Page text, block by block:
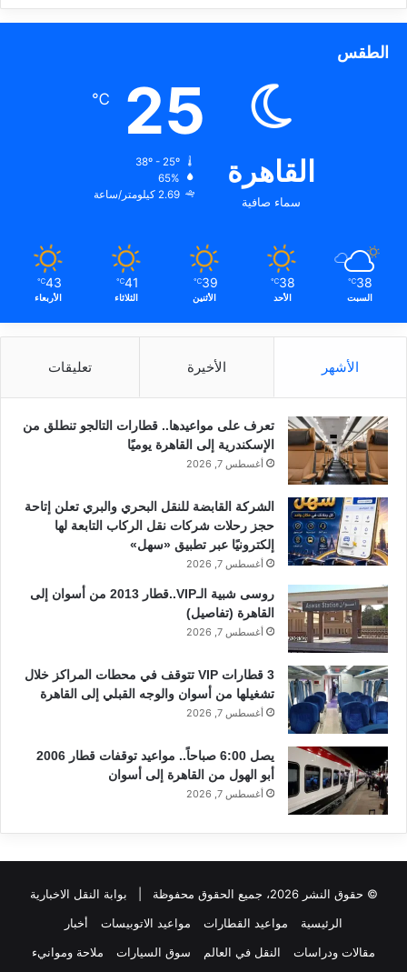
الطقس
القاهرة
سماء صافية
25
℃
65%
2.69 كيلومتر/ساعة
38
℃
السبت
38
℃
الأحد
39
℃
الأثنين
41
℃
الثلاثاء
43
℃
الأربعاء
الأشهر الأخيرة تعليقات
تعرف على مواعيدها.. قطارات التالجو تنطلق من
الإسكندرية إلى القاهرة يوميًا
أغسطس 7, 2026
الشركة القابضة للنقل البحري والبري تعلن إتاحة
حجز رحلات شركات نقل الركاب التابعة لها
إلكترونيًا عبر تطبيق «سهل»
أغسطس 7, 2026
روسى شبية الـVIP..قطار 2013 من أسوان إلى
القاهرة (تفاصيل)
أغسطس 7, 2026
3 قطارات VIP تتوقف في محطات المراكز خلال
تشغيلها من أسوان والوجه القبلي إلى القاهرة
أغسطس 7, 2026
أبو الهول من القاهرة إلى أسوان
أغسطس 7, 2026
© حقوق النشر 2026، جميع الحقوق محفوظة |
بوابة النقل الاخبارية
الرئيسية
مواعيد القطارات مواعيد الاتوبيسات
أخبار
مقالات ودراسات
النقل في العالم سوق السيارات ملاحة وموانيء